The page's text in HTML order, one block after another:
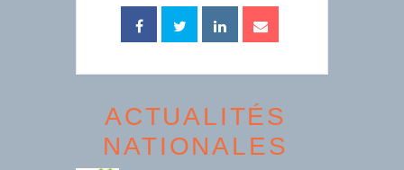
ACTUALITÉS
NATIONALES